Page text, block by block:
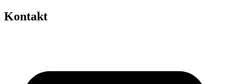
Kontakt